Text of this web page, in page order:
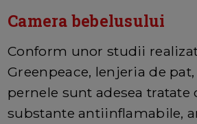
Camera bebelusului
Conform unor studii
Greenpeace, lenjeria de pat,
pernele sunt adesea tratate
substante antiinflamabile,